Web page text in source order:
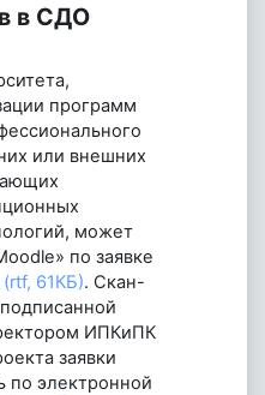
в СДО
программ
или внешних
может
по заявке
(rtf, 61КБ). Скан-
ИПКиПК
заявки
по электронной